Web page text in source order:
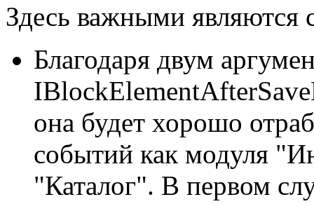
Здесь важными
Благодаря двум
она будет хорошо
событий как модуля
"Каталог". В первом